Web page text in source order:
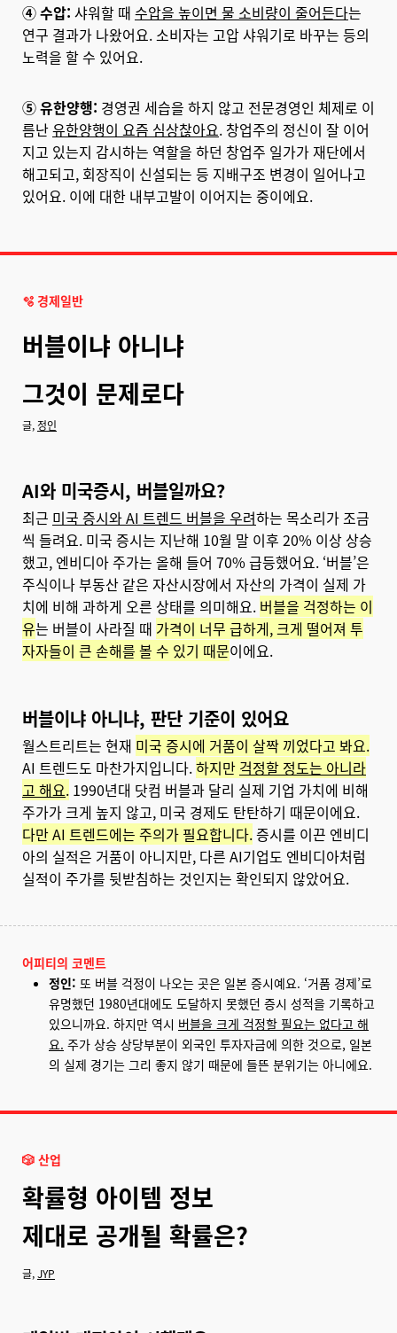
④ 수압: 샤워할 때 수압을 높이면 물 소비량이 줄어든다는
연구 결과가 나왔어요. 소비자는 고압 샤워기로 바꾸는 등의
노력을 할 수 있어요.
⑤ 유한양행: 경영권 세습을 하지 않고 전문경영인 체제로 이
름난유한양행이 요즘 심상찮아요. 창업주의 정신이 잘 이어
지고 있는지 감시하는 역할을 하던 창업주 일가가 재단에서
해고되고, 회장직이 신설되는 등 지배구조 변경이 일어나고
있어요. 이에 대한 내부고발이 이어지는 중이에요.
🫧 경제일반
버블이냐 아니냐
그것이 문제로다
글,정인
AI와 미국증시, 버블일까요?
최근 미국 증시와 AI 트렌드 버블을 우려하는 목소리가 조금
씩 들려요. 미국 증시는 지난해 10월 말 이후 20% 이상 상승
했고, 엔비디아 주가는 올해 들어 70% 급등했어요. ‘버블’은
주식이나 부동산 같은 자산시장에서 자산의 가격이 실제 가
치에 비해 과하게 오른 상태를 의미해요. 버블을 걱정하는 이
유는 버블이 사라질 때 가격이 너무 급하게, 크게 떨어져 투
자자들이 큰 손해를 볼 수 있기 때문이에요.
버블이냐 아니냐, 판단 기준이 있어요
월스트리트는 현재 미국 증시에 거품이 살짝 끼었다고 봐요.
AI 트렌드도 마찬가지입니다.하지만 걱정할 정도는 아니라
고 해요. 1990년대 닷컴 버블과 달리 실제 기업 가치에 비해
주가가 크게 높지 않고, 미국 경제도 탄탄하기 때문이에요.
다만 AI 트렌드에는 주의가 필요합니다.증시를 이끈 엔비디
아의 실적은 거품이 아니지만, 다른 AI기업도 엔비디아처럼
실적이 주가를 뒷받침하는 것인지는 확인되지 않았어요.
어피티의 코멘트
정인: 또 버블 걱정이 나오는 곳은 일본 증시예요. ‘거품 경제’로
유명했던 1980년대에도 도달하지 못했던 증시 성적을 기록하고
있으니까요. 하지만 역시 버블을 크게 걱정할 필요는 없다고 해
요. 주가 상승 상당부분이 외국인 투자자금에 의한 것으로, 일본
의 실제 경기는 그리 좋지 않기 때문에 들뜬 분위기는 아니에요.
🎲 산업
확률형 아이템 정보
제대로 공개될 확률은?
글,JYP